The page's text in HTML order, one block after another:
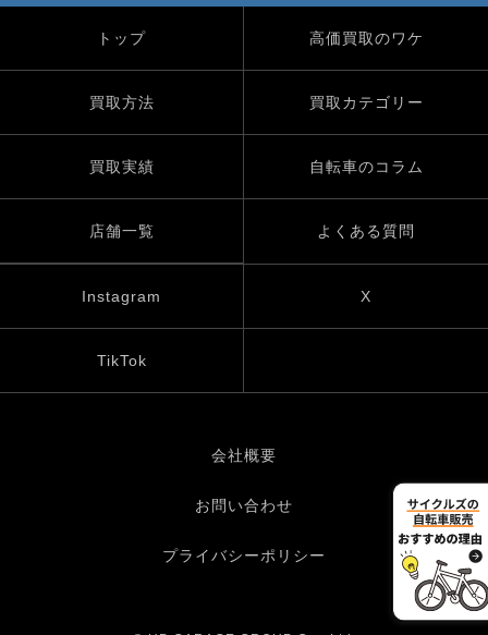
トップ 高価買取のワケ
買取方法 買取カテゴリー
買取実績 自転車のコラム
店舗一覧 よくある質問
Instagram X
TikTok
会社概要
お問い合わせ
プライバシーポリシー